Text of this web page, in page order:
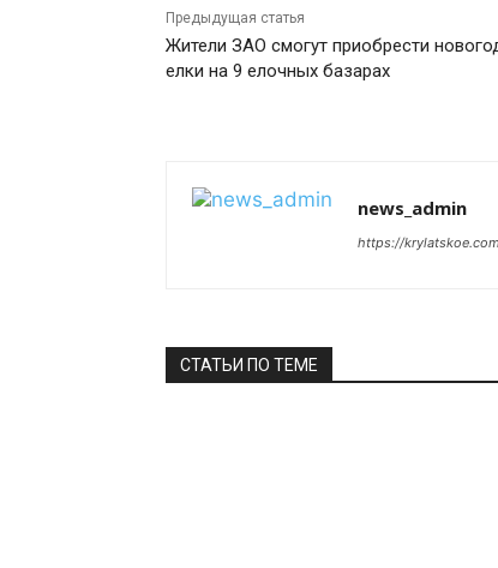
Предыдущая статья
Жители ЗАО смогут приобрести
елки на 9 елочных базарах
news_admin
https://krylatskoe.com
СТАТЬИ ПО ТЕМЕ